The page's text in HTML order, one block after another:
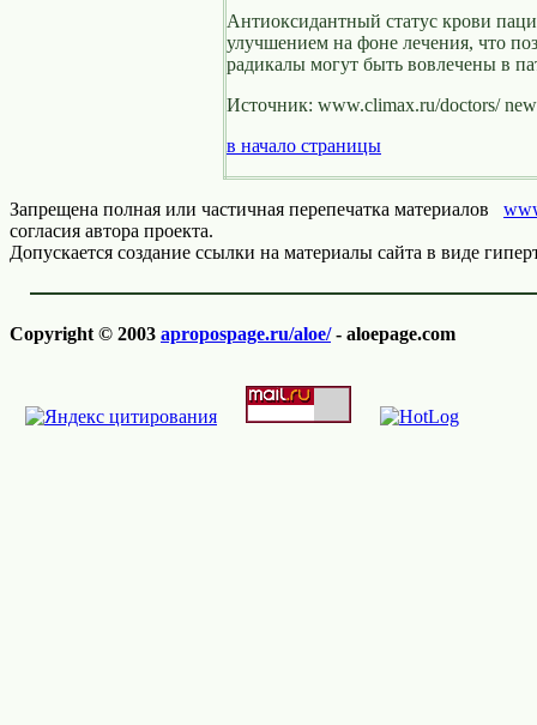
Антиоксидантный статус крови
улучшением на фоне лечения, что
радикалы могут быть вовлечены в
Источник: www.climax.ru/doctors/
в начало страницы
Запрещена полная или частичная перепечатка материалов
согласия автора проекта.
Допускается создание ссылки на материалы сайта в виде
Copyright © 2003 apropospage.ru/aloe/- aloepage.com